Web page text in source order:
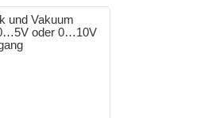
und Vakuum
oder 0…10V